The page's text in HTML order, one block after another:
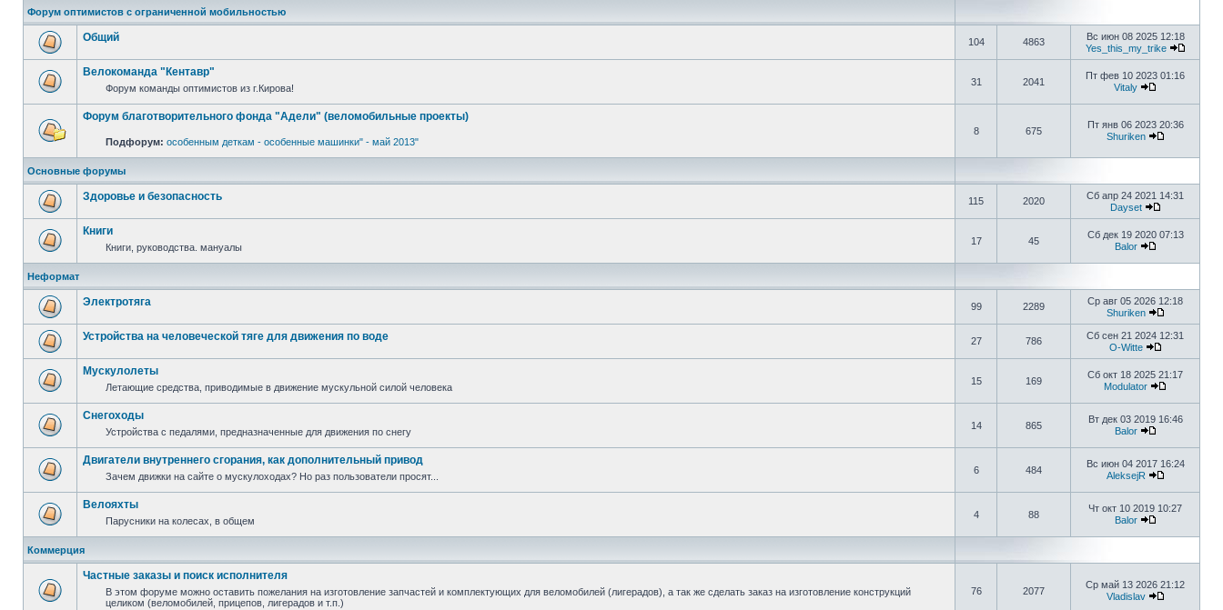
Форум оптимистов с ограниченной мобильностью
Общий 104 4863
Вс июн 08 2025 12:18
Yes_this_my_trike
Велокоманда "Кентавр"
Форум команды оптимистов из г.Кирова!
31 2041
Пт фев 10 2023 01:16
Vitaly
Форум благотворительного фонда "Адели" (веломобильные проекты)
Подфорум: особенным деткам - особенные машинки" - май 2013"
8 675
Пт янв 06 2023 20:36
Shuriken
Основные форумы
Здоровье и безопасность 115 2020
Сб апр 24 2021 14:31
Dayset
Книги
Книги, руководства. мануалы
17 45
Сб дек 19 2020 07:13
Balor
Неформат
Электротяга 99 2289
Ср авг 05 2026 12:18
Shuriken
Устройства на человеческой тяге для движения по воде 27 786
Сб сен 21 2024 12:31
O-Witte
Мускулолеты
Летающие средства, приводимые в движение мускульной силой человека
15 169
Сб окт 18 2025 21:17
Modulator
Снегоходы
Устройства с педалями, предназначенные для движения по снегу
14 865
Вт дек 03 2019 16:46
Balor
Двигатели внутреннего сгорания, как дополнительный привод
Зачем движки на сайте о мускулоходах? Но раз пользователи просят...
6 484
Вс июн 04 2017 16:24
AleksejR
Велояхты
Парусники на колесах, в общем
4 88
Чт окт 10 2019 10:27
Balor
Коммерция
Частные заказы и поиск исполнителя
В этом форуме можно оставить пожелания на изготовление запчастей и комплектующих для веломобилей (лигерадов), а так же сделать заказ на изготовление конструкций
целиком (веломобилей, прицепов, лигерадов и т.п.)
76 2077
Ср май 13 2026 21:12
Vladislav